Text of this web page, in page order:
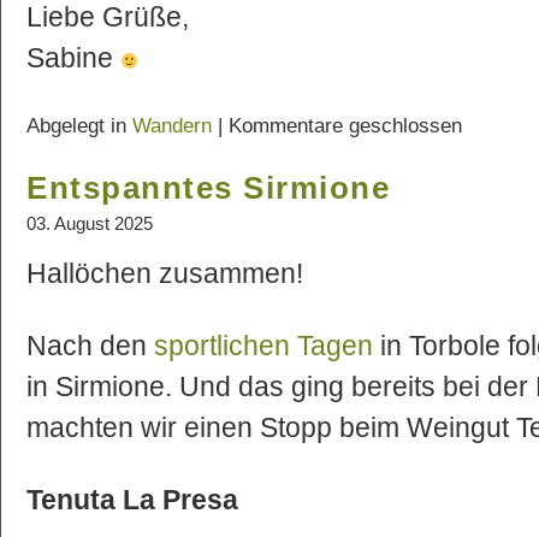
Liebe Grüße,
Sabine
Abgelegt in Wandern | Kommentare geschlossen
Entspanntes Sirmione
03. August 2025
Hallöchen zusammen!
Nach den sportlichen Tagen in Torbole
in Sirmione. Und das ging bereits bei
machten wir einen Stopp beim Weingut
Tenuta La Presa